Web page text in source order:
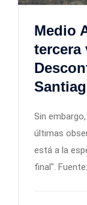
Medio
tercera
Sin
últimas
está a la
final".